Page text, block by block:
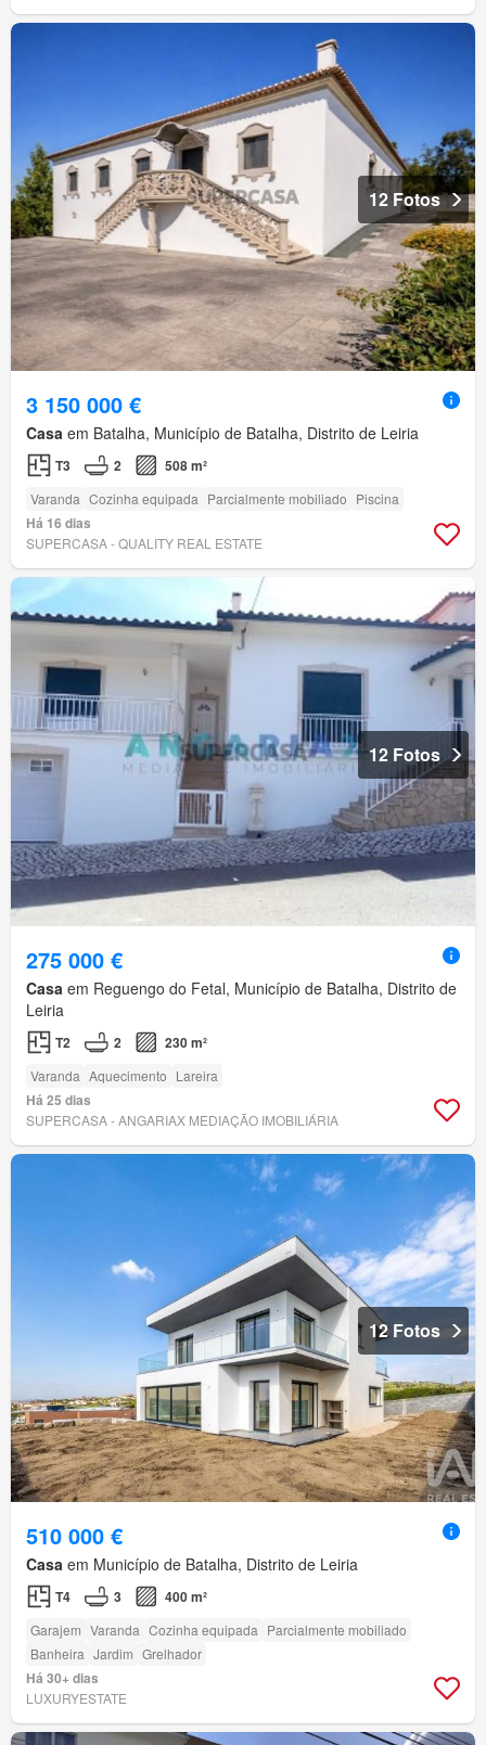
12 Fotos
3 150 000 €
Casa em Batalha, Município de Batalha, Distrito de Leiria
T3 2 508 m²
Varanda Cozinha equipada Parcialmente mobiliado Piscina
Há 16 dias
SUPERCASA - QUALITY REAL ESTATE
12 Fotos
275 000 €
Casa em Reguengo do Fetal, Município de Batalha, Distrito de
Leiria
T2 2 230 m²
Varanda Aquecimento Lareira
Há 25 dias
SUPERCASA - ANGARIAX MEDIAÇÃO IMOBILIÁRIA
12 Fotos
510 000 €
Casa em Município de Batalha, Distrito de Leiria
T4 3 400 m²
Garajem Varanda Cozinha equipada Parcialmente mobiliado
Banheira Jardim Grelhador
Há 30+ dias
LUXURYESTATE